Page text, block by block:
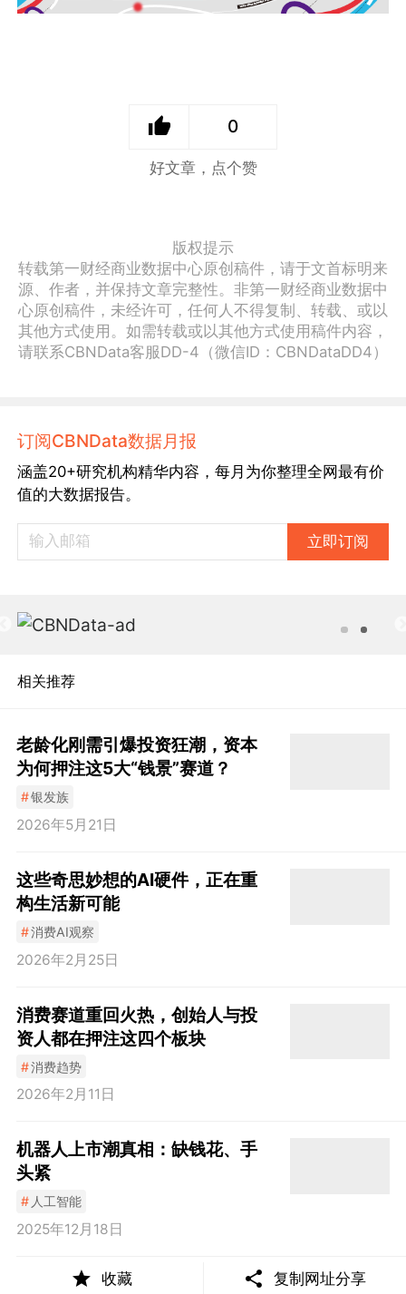
0
好文章，点个赞
版权提示
转载第一财经商业数据中心原创稿件，请于文首标明来
源、作者，并保持文章完整性。非第一财经商业数据中
心原创稿件，未经许可，任何人不得复制、转载、或以
其他方式使用。如需转载或以其他方式使用稿件内容，
请联系CBNData客服DD-4（微信ID：CBNDataDD4）
订阅CBNData数据月报
涵盖20+研究机构精华内容，每月为你整理全网最有价
值的大数据报告。
立即订阅
相关推荐
老龄化刚需引爆投资狂潮，资本
为何押注这5大“钱景”赛道？
#银发族
2026年5月21日
这些奇思妙想的AI硬件，正在重
构生活新可能
#消费AI观察
2026年2月25日
消费赛道重回火热，创始人与投
资人都在押注这四个板块
#消费趋势
2026年2月11日
机器人上市潮真相：缺钱花、手
头紧
# 人工智能
2025年12月18日
收藏 复制网址分享